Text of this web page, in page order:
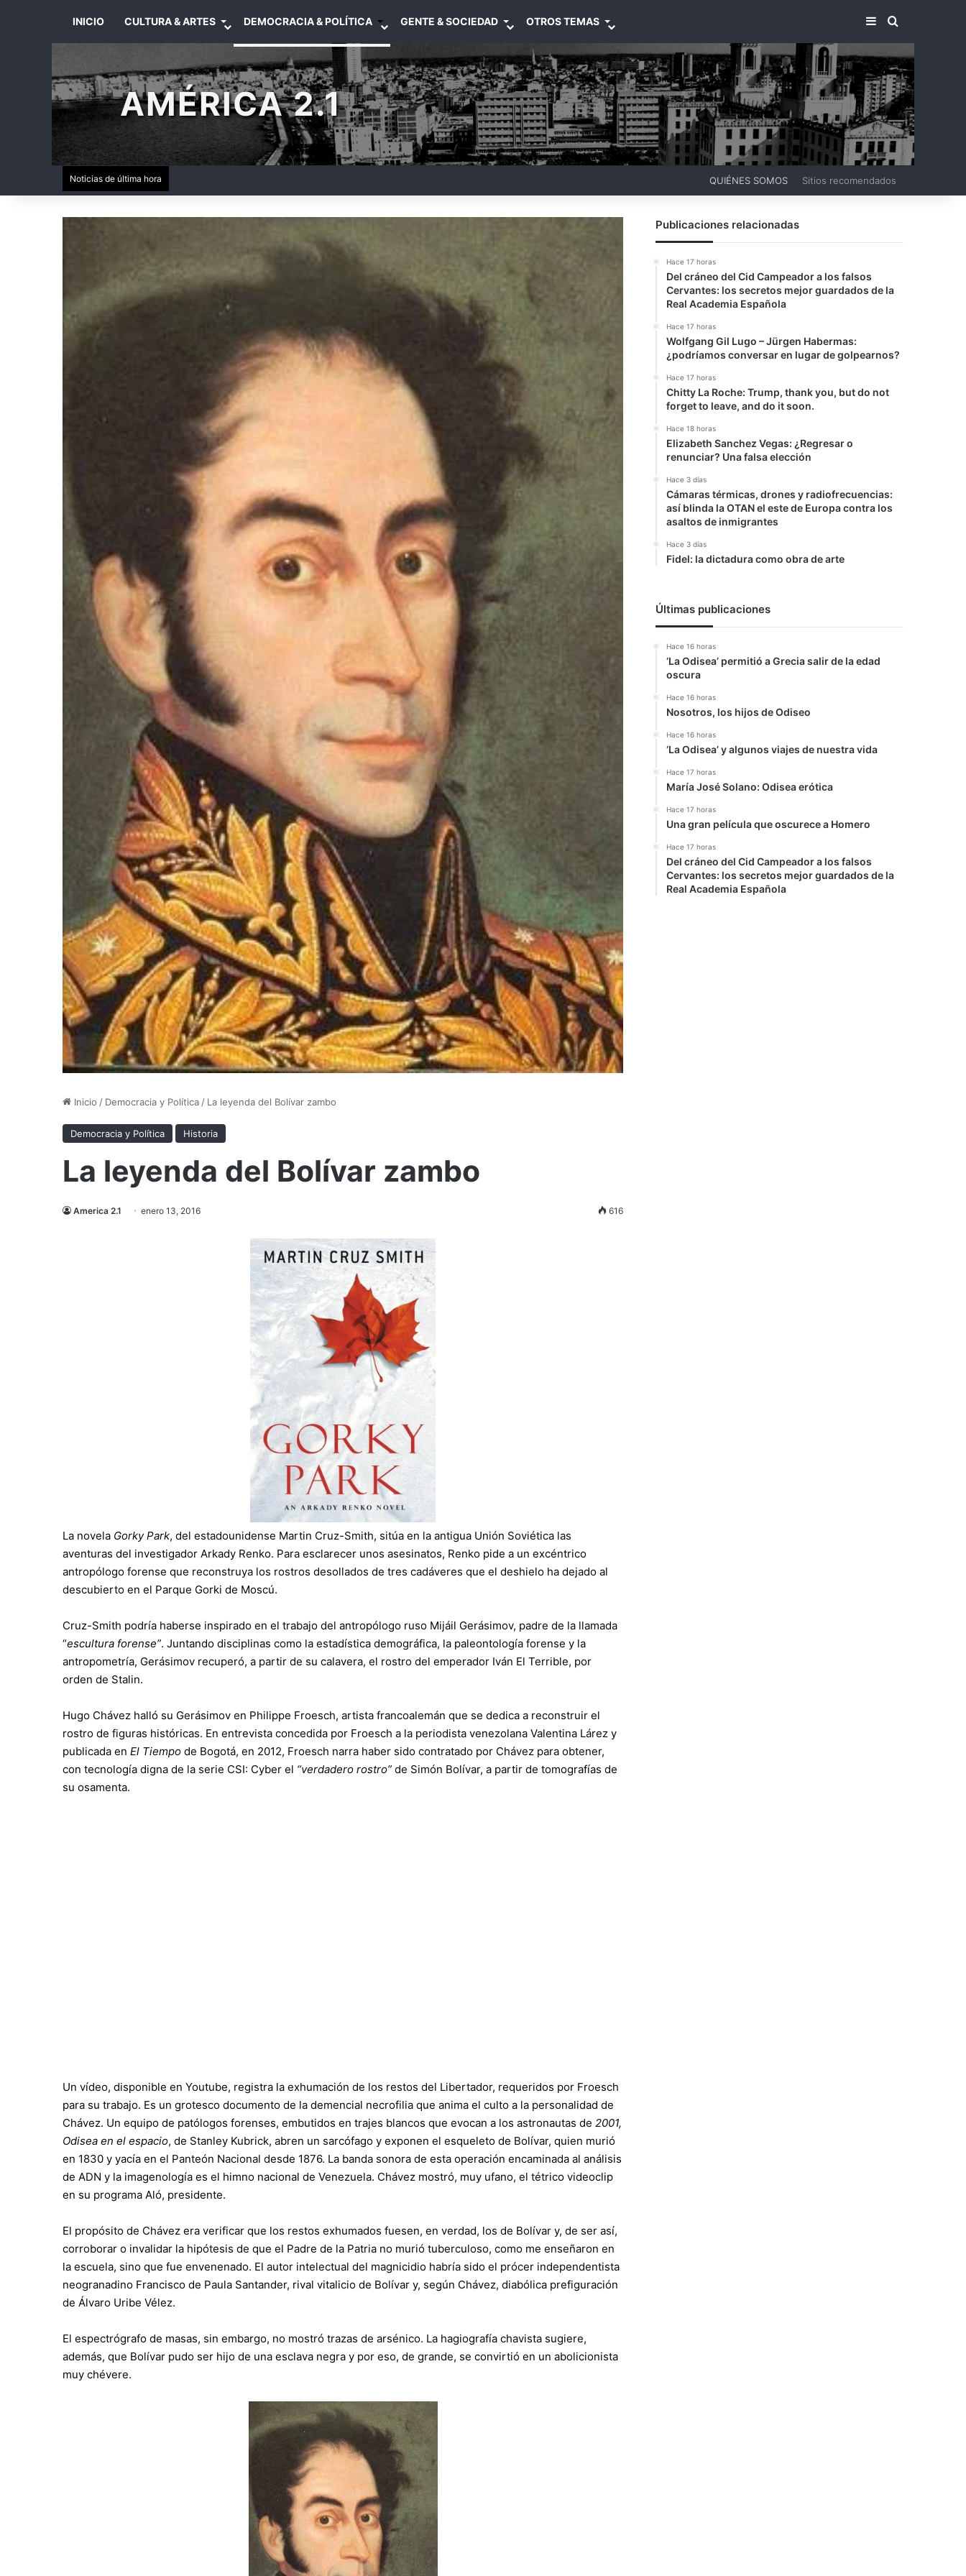
INICIO CULTURA & ARTES DEMOCRACIA & POLÍTICA GENTE & SOCIEDAD OTROS TEMAS BARRA LATERAL
BUSCAR
AMÉRICA 2.1
Noticias de última hora QUIÉNES SOMOS Sitios recomendados
Inicio / Democracia y Política / La leyenda del Bolívar zambo
Democracia y Política Historia
La leyenda del Bolívar zambo
America 2.1 enero 13, 2016 616
La novela Gorky Park, del estadounidense Martin Cruz-Smith, sitúa en la antigua Unión Soviética las
aventuras del investigador Arkady Renko. Para esclarecer unos asesinatos, Renko pide a un excéntrico
antropólogo forense que reconstruya los rostros desollados de tres cadáveres que el deshielo ha dejado al
descubierto en el Parque Gorki de Moscú.
Cruz-Smith podría haberse inspirado en el trabajo del antropólogo ruso Mijáil Gerásimov, padre de la llamada
“escultura forense”. Juntando disciplinas como la estadística demográfica, la paleontología forense y la
antropometría, Gerásimov recuperó, a partir de su calavera, el rostro del emperador Iván El Terrible, por
orden de Stalin.
Hugo Chávez halló su Gerásimov en Philippe Froesch, artista francoalemán que se dedica a reconstruir el
rostro de figuras históricas. En entrevista concedida por Froesch a la periodista venezolana Valentina Lárez y
publicada en El Tiempo de Bogotá, en 2012, Froesch narra haber sido contratado por Chávez para obtener,
con tecnología digna de la serie CSI: Cyber el “verdadero rostro” de Simón Bolívar, a partir de tomografías de
su osamenta.
Un vídeo, disponible en Youtube, registra la exhumación de los restos del Libertador, requeridos por Froesch
para su trabajo. Es un grotesco documento de la demencial necrofilia que anima el culto a la personalidad de
Chávez. Un equipo de patólogos forenses, embutidos en trajes blancos que evocan a los astronautas de 2001,
Odisea en el espacio, de Stanley Kubrick, abren un sarcófago y exponen el esqueleto de Bolívar, quien murió
en 1830 y yacía en el Panteón Nacional desde 1876. La banda sonora de esta operación encaminada al análisis
de ADN y la imagenología es el himno nacional de Venezuela. Chávez mostró, muy ufano, el tétrico videoclip
en su programa Aló, presidente.
El propósito de Chávez era verificar que los restos exhumados fuesen, en verdad, los de Bolívar y, de ser así,
corroborar o invalidar la hipótesis de que el Padre de la Patria no murió tuberculoso, como me enseñaron en
la escuela, sino que fue envenenado. El autor intelectual del magnicidio habría sido el prócer independentista
neogranadino Francisco de Paula Santander, rival vitalicio de Bolívar y, según Chávez, diabólica prefiguración
de Álvaro Uribe Vélez.
El espectrógrafo de masas, sin embargo, no mostró trazas de arsénico. La hagiografía chavista sugiere,
además, que Bolívar pudo ser hijo de una esclava negra y por eso, de grande, se convirtió en un abolicionista
muy chévere.
Publicaciones relacionadas
Hace 17 horas
Del cráneo del Cid Campeador a los falsos
Cervantes: los secretos mejor guardados de la
Real Academia Española
Hace 17 horas
Wolfgang Gil Lugo – Jürgen Habermas:
¿podríamos conversar en lugar de golpearnos?
Hace 17 horas
Chitty La Roche: Trump, thank you, but do not
forget to leave, and do it soon.
Hace 18 horas
Elizabeth Sanchez Vegas: ¿Regresar o
renunciar? Una falsa elección
Hace 3 días
Cámaras térmicas, drones y radiofrecuencias:
así blinda la OTAN el este de Europa contra los
asaltos de inmigrantes
Hace 3 días
Fidel: la dictadura como obra de arte
Últimas publicaciones
Hace 16 horas
‘La Odisea’ permitió a Grecia salir de la edad
oscura
Hace 16 horas
Nosotros, los hijos de Odiseo
Hace 16 horas
‘La Odisea’ y algunos viajes de nuestra vida
Hace 17 horas
María José Solano: Odisea erótica
Hace 17 horas
Una gran película que oscurece a Homero
Hace 17 horas
Del cráneo del Cid Campeador a los falsos
Cervantes: los secretos mejor guardados de la
Real Academia Española